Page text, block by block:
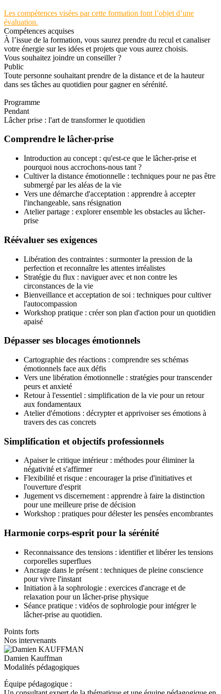
Les compétences visées par cette formation font l’objet d’une
évaluation.
Compétences acquises
À l’issue de la formation, vous saurez prendre du recul et canaliser
votre énergie sur les idées et projets que vous aurez choisis.
Vous souhaitez joindre un conseiller ?
Public
Toute personne souhaitant prendre de la distance et de la hauteur
dans ses tâches au quotidien pour gagner en sérénité.
Programme
Pendant
Lâcher prise : l'art de transformer le quotidien
Comprendre le lâcher-prise
Introduction au concept : qu'est-ce que le lâcher-prise et
pourquoi nous accrochons-nous tant ?
Cultiver la distance émotionnelle : techniques pour ne pas être
submergé par les aléas de la vie
Vers une démarche d'acceptation : apprendre à accepter
l'inchangeable, sans résignation
Atelier partage : explorer ensemble les obstacles au lâcher-
prise
Réévaluer ses exigences
Libération des contraintes : surmonter la pression de la
perfection et reconnaître les attentes irréalistes
Stratégie du flux : naviguer avec et non contre les
circonstances de la vie
Bienveillance et acceptation de soi : techniques pour cultiver
l'autocompassion
Workshop pratique : créer son plan d'action pour un quotidien
apaisé
Dépasser ses blocages émotionnels
Cartographie des réactions : comprendre ses schémas
émotionnels face aux défis
Vers une libération émotionnelle : stratégies pour transcender
peurs et anxieté
Retour à l'essentiel : simplification de la vie pour un retour
aux fondamentaux
Atelier d'émotions : décrypter et apprivoiser ses émotions à
travers des cas concrets
Simplification et objectifs professionnels
Apaiser le critique intérieur : méthodes pour éliminer la
négativité et s'affirmer
Flexibilité et risque : encourager la prise d'initiatives et
l'ouverture d'esprit
Jugement vs discernement : apprendre à faire la distinction
pour une meilleure prise de décision
Workshop : pratiques pour délester les pensées encombrantes
Harmonie corps-esprit pour la sérénité
Reconnaissance des tensions : identifier et libérer les tensions
corporelles superflues
Ancrage dans le présent : techniques de pleine conscience
pour vivre l'instant
Initiation à la sophrologie : exercices d'ancrage et de
relaxation pour un lâcher-prise physique
Séance pratique : vidéos de sophrologie pour intégrer le
lâcher-prise au quotidien.
Points forts
Nos intervenants
Damien Kauffman
Modalités pédagogiques
Équipe pédagogique :